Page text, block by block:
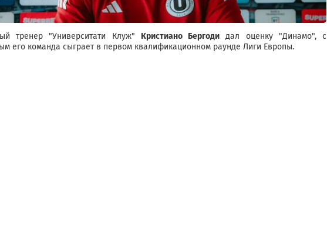
тренер "Университати Клуж" Кристиано Бергоди дал оценку "Динамо", с
его команда сыграет в первом квалификационном раунде Лиги Европы.